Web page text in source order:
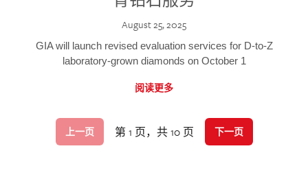
August 25, 2025
GIA will launch revised evaluation services for D-to-Z
laboratory-grown diamonds on October 1
阅读更多
上一页 第 1 页，共 10 页 下一页